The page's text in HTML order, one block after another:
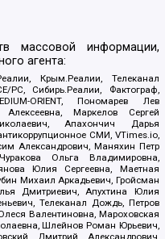
массовой информации,
агента:
Крым.Реалии, Телеканал
Сибирь.Реалии, Фактограф,
ORIENT, Пономарев Лев
Маркелов Сергей
Апахончич Дарья
СМИ, VTimes.io,
Александрович, Маняхин Петр
Ольга Владимировна,
Юлия Сергеевна, Маетная
Михаил Аркадьевич, Гройсман
Дмитриевич, Апухтина Юлия
Телеканал Дождь, Петров
Валентиновна, Мароховская
Шлейнов Роман Юрьевич,
Дмитрий Александрович,